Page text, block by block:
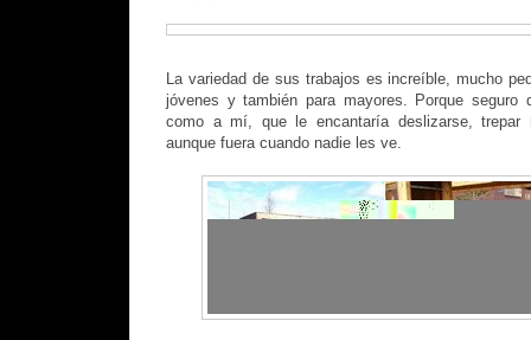
La variedad de sus trabajos es increíble, mucho
jóvenes y también para mayores. Porque
como a mí, que le encantaría deslizarse, trepar
aunque fuera cuando nadie les ve.